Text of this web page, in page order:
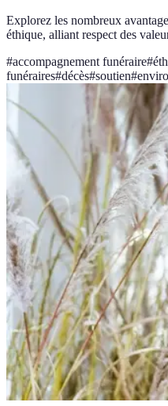
Explorez les nombreux
éthique, alliant respect des
#accompagnement funéraire#
funéraires#décès#soutien#